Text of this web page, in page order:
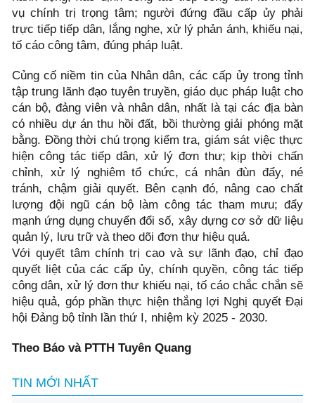
vụ chính trị trọng tâm; người đứng đầu cấp ủy phải
trực tiếp tiếp dân, lắng nghe, xử lý phản ánh, khiếu nại,
tố cáo công tâm, đúng pháp luật.
Củng cố niềm tin của Nhân dân, các cấp ủy trong tỉnh
tập trung lãnh đạo tuyên truyền, giáo dục pháp luật cho
cán bộ, đảng viên và nhân dân, nhất là tại các địa bàn
có nhiều dự án thu hồi đất, bồi thường giải phóng mặt
bằng. Đồng thời chú trọng kiểm tra, giám sát việc thực
hiện công tác tiếp dân, xử lý đơn thư; kịp thời chấn
chỉnh, xử lý nghiêm tổ chức, cá nhân đùn đẩy, né
tránh, chậm giải quyết. Bên cạnh đó, nâng cao chất
lượng đội ngũ cán bộ làm công tác tham mưu; đẩy
mạnh ứng dụng chuyển đổi số, xây dựng cơ sở dữ liệu
quản lý, lưu trữ và theo dõi đơn thư hiệu quả.
Với quyết tâm chính trị cao và sự lãnh đạo, chỉ đạo
quyết liệt của các cấp ủy, chính quyền, công tác tiếp
công dân, xử lý đơn thư khiếu nại, tố cáo chắc chắn sẽ
hiệu quả, góp phần thực hiện thắng lợi Nghị quyết Đại
hội Đảng bộ tỉnh lần thứ I, nhiệm kỳ 2025 - 2030.
Theo Báo và PTTH Tuyên Quang
TIN MỚI NHẤT